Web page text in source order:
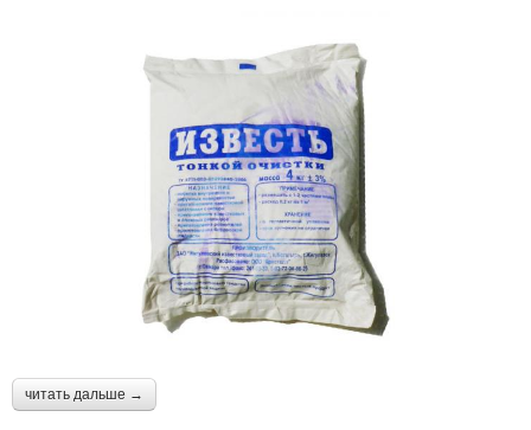
читать дальше →